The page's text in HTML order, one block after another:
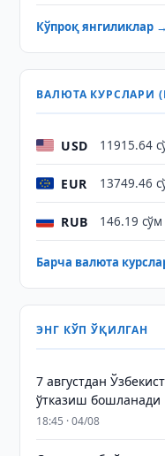
Кўпроқ янгиликлар →
ВАЛЮТА КУРСЛАРИ
USD 11915.64
EUR 13749.46
RUB 146.19 сўм
Барча валюта
ЭНГ КЎП ЎҚИЛГАН
7 августдан
ўтказиш бошланади
18:45 · 04/08